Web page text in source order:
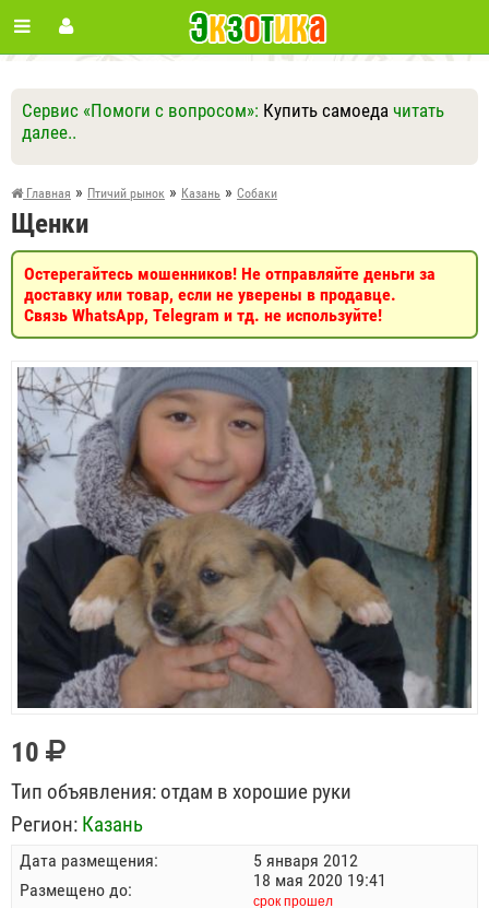
Сервис «Помоги с вопросом»: Купить самоеда читать
далее..
Ответить Другие вопросы
Задать вопрос
Главная » Птичий рынок » Казань » Собаки
Щенки
Остерегайтесь мошенников! Не отправляйте деньги за
доставку или товар, если не уверены в продавце.
Связь WhatsApp, Telegram и тд. не используйте!
10
Тип объявления:отдам в хорошие руки
Регион: Казань
Дата размещения:
5 января 2012
Размещено до:
18 мая 2020 19:41
срок прошел